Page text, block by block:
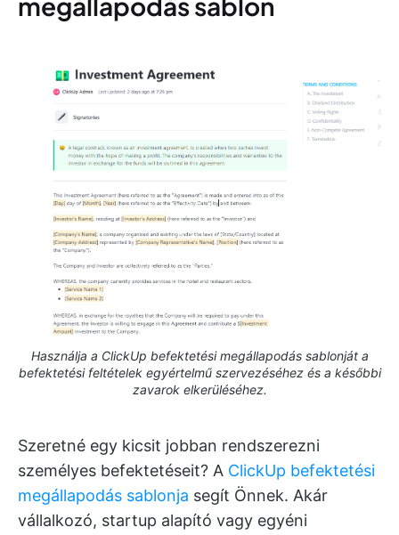
Használja a ClickUp befektetési megállapodás sablonját a
befektetési feltételek egyértelmű szervezéséhez és a későbbi
zavarok elkerüléséhez.
Szeretné egy kicsit jobban rendszerezni
személyes befektetéseit? A ClickUp befektetési
megállapodás sablonja segít Önnek. Akár
vállalkozó, startup alapító vagy egyéni